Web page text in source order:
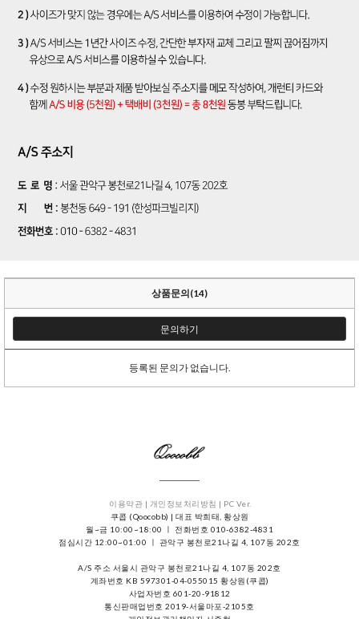
상품문의(14)
문의하기
등록된 문의가 없습니다.
이용약관 | 개인정보처리방침 | PC Ver.
쿠콥 (Qoocobb) | 대표 박희태, 황상원
월~금 10:00~18:00 ㅣ 전화번호 010-6382-4831
점심시간 12:00~01:00 ㅣ 관악구 봉천로21나길 4, 107동 202호
A/S 주소 서울시 관악구 봉천로21나길 4, 107동 202호
계좌번호 KB 597301-04-055015 황상원(쿠콥)
사업자번호 601-20-91812
통신판매업번호 2019-서울마포-2105호